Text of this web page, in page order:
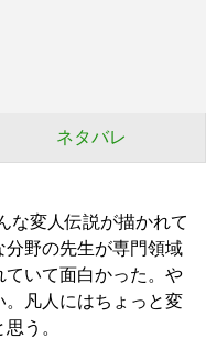
ネタバレ
な変人伝説が描かれて
分野の先生が専門領域
ていて面白かった。や
。凡人にはちょっと変
う。